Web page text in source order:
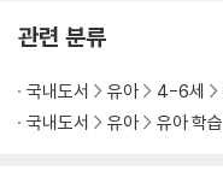
관련 분류
국내도서 유아 4-6세
국내도서
유아 유아 학습